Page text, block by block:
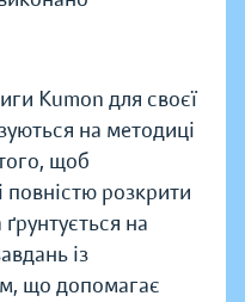
Kumon для своєї
на методиці
щоб
розкрити
на
із
що допомагає